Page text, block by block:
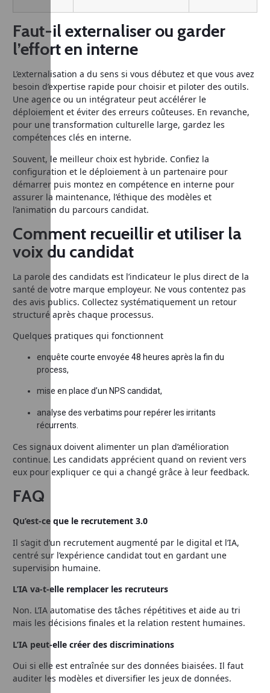
Faut-il externaliser ou garder
l’effort en interne
L’externalisation a du sens si vous débutez et que vous avez
besoin d’expertise rapide pour choisir et piloter des outils.
Une agence ou un intégrateur peut accélérer le
déploiement et éviter des erreurs coûteuses. En revanche,
pour une transformation culturelle large, gardez les
compétences clés en interne.
Souvent, le meilleur choix est hybride. Confiez la
configuration et le déploiement à un partenaire pour
démarrer puis montez en compétence en interne pour
assurer la maintenance, l’éthique des modèles et
l’animation du parcours candidat.
Comment recueillir et utiliser la
voix du candidat
La parole des candidats est l’indicateur le plus direct de la
santé de votre marque employeur. Ne vous contentez pas
des avis publics. Collectez systématiquement un retour
structuré après chaque processus.
Quelques pratiques qui fonctionnent
enquête courte envoyée 48 heures après la fin du
process,
mise en place d’un NPS candidat,
analyse des verbatims pour repérer les irritants
récurrents.
Ces signaux doivent alimenter un plan d’amélioration
continue. Les candidats apprécient quand on revient vers
eux pour expliquer ce qui a changé grâce à leur feedback.
FAQ
Qu’est‑ce que le recrutement 3.0
Il s’agit d’un recrutement augmenté par le digital et l’IA,
centré sur l’expérience candidat tout en gardant une
supervision humaine.
L’IA va‑t‑elle remplacer les recruteurs
Non. L’IA automatise des tâches répétitives et aide au tri
mais les décisions finales et la relation restent humaines.
L’IA peut‑elle créer des discriminations
Oui si elle est entraînée sur des données biaisées. Il faut
auditer les modèles et diversifier les jeux de données.